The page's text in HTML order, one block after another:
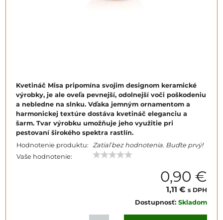
Kvetináč Misa pripomína svojim designom keramické
výrobky, je ale oveľa pevnejší, odolnejší voči poškodeniu
a nebledne na slnku. Vďaka jemným ornamentom a
harmonickej textúre dostáva kvetináč eleganciu a
šarm. Tvar výrobku umožňuje jeho využitie pri
pestovaní širokého spektra rastlín.
Hodnotenie produktu: Zatiaľ bez hodnotenia. Buďte prvý!
Vaše hodnotenie:
0,90 €
1,11 € s DPH
Dostupnosť: Skladom